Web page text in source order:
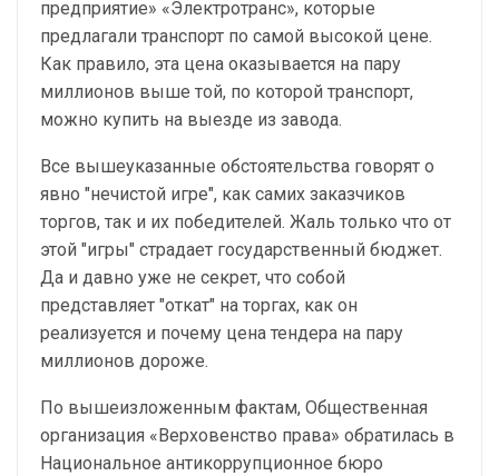
предприятие» «Электротранс», которые
предлагали транспорт по самой высокой цене.
Как правило, эта цена оказывается на пару
миллионов выше той, по которой транспорт,
можно купить на выезде из завода.
Все вышеуказанные обстоятельства говорят о
явно "нечистой игре", как самих заказчиков
торгов, так и их победителей. Жаль только что от
этой "игры" страдает государственный бюджет.
Да и давно уже не секрет, что собой
представляет "откат" на торгах, как он
реализуется и почему цена тендера на пару
миллионов дороже.
По вышеизложенным фактам, Общественная
организация «Верховенство права» обратилась в
Национальное антикоррупционное бюро